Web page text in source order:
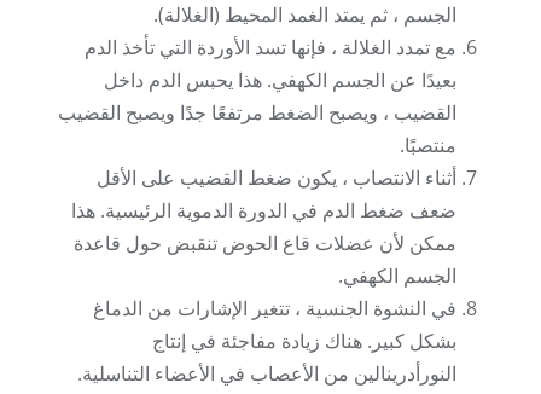
الجسم ، ثم يمتد الغمد المحيط (الغلالة).
مع تمدد الغلالة ، فإنها تسد الأوردة التي تأخذ الدم
بعيدًا عن الجسم الكهفي. هذا يحبس الدم داخل
القضيب ، ويصبح الضغط مرتفعًا جدًا ويصبح القضيب
منتصبًا.
أثناء الانتصاب ، يكون ضغط القضيب على الأقل
ضعف ضغط الدم في الدورة الدموية الرئيسية. هذا
ممكن لأن عضلات قاع الحوض تنقبض حول قاعدة
الجسم الكهفي.
في النشوة الجنسية ، تتغير الإشارات من الدماغ
بشكل كبير. هناك زيادة مفاجئة في إنتاج
النورأدرينالين من الأعصاب في الأعضاء التناسلية.